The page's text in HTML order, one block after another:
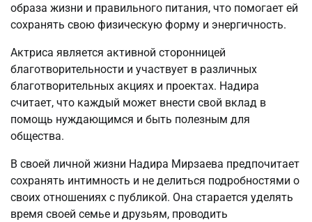
образа жизни и правильного питания, что помогает ей
сохранять свою физическую форму и энергичность.
Актриса является активной сторонницей
благотворительности и участвует в различных
благотворительных акциях и проектах. Надира
считает, что каждый может внести свой вклад в
помощь нуждающимся и быть полезным для
общества.
В своей личной жизни Надира Мирзаева предпочитает
сохранять интимность и не делиться подробностями о
своих отношениях с публикой. Она старается уделять
время своей семье и друзьям, проводить